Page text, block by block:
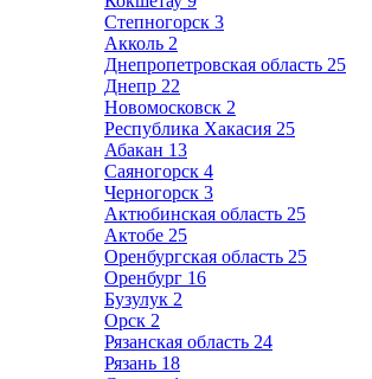
Степногорск 3
Акколь 2
Днепропетровская область 25
Днепр 22
Новомосковск 2
Республика Хакасия 25
Абакан 13
Саяногорск 4
Черногорск 3
Актюбинская область 25
Актобе 25
Оренбургская область 25
Оренбург 16
Бузулук 2
Орск 2
Рязанская область 24
Рязань 18